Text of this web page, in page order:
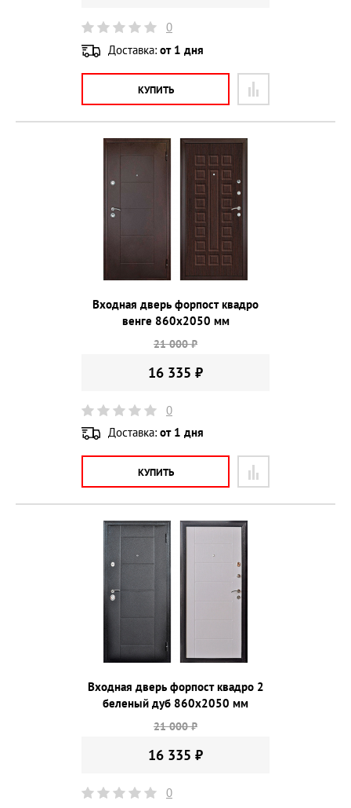
0
Доставка: от 1 дня
КУПИТЬ
Входная дверь форпост квадро
венге 860х2050 мм
21 000 ₽
16 335 ₽
0
Доставка: от 1 дня
КУПИТЬ
Входная дверь форпост квадро 2
беленый дуб 860х2050 мм
21 000 ₽
16 335 ₽
0